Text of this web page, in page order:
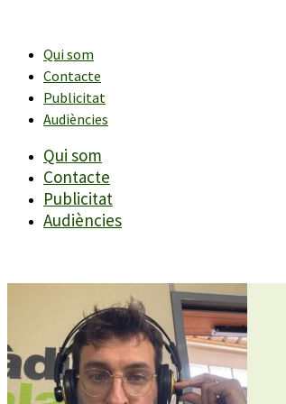
contingutQui som
Contacte
Publicitat
Audiències
Qui som
Contacte
Publicitat
Audiències